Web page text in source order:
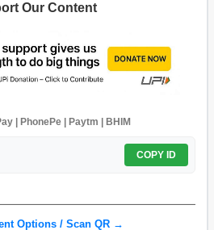
Our Content
| PhonePe | Paytm | BHIM
COPY ID
Options / Scan QR →